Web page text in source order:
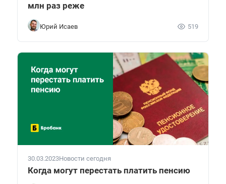
млн раз реже
Юрий Исаев 519
30.03.2023Новости сегодня
Когда могут перестать платить пенсию